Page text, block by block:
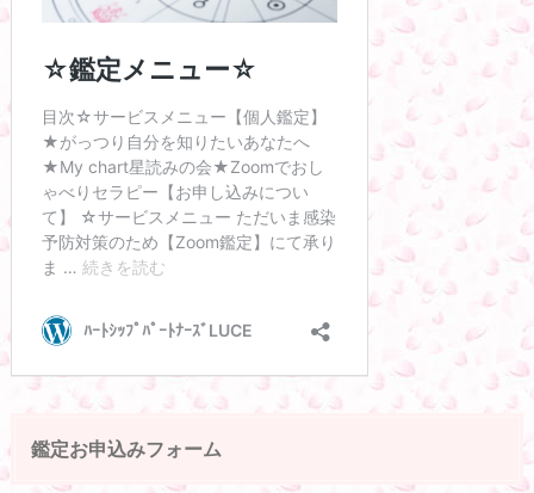
鑑定お申込みフォーム